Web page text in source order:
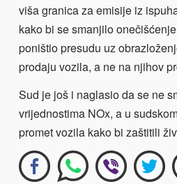
viša granica za emisije iz
kako bi se smanjilo
poništio presudu uz
prodaju vozila, a ne na njihov
Sud je još i naglasio da se ne
vrijednostima NOx, a u
promet vozila kako bi zaštitili